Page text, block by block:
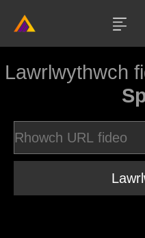
Lawrlwythwch